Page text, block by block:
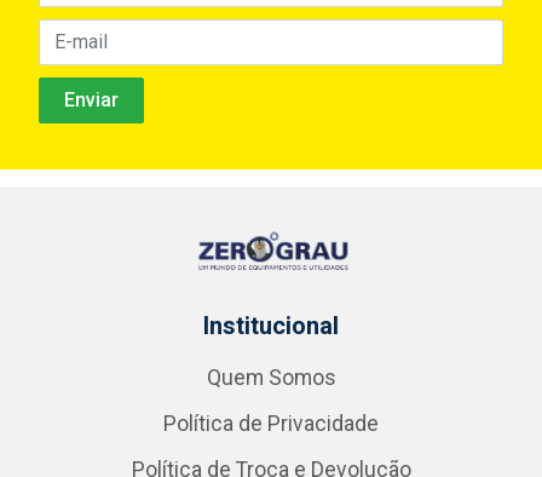
Institucional
Quem Somos
Política de Privacidade
Política de Troca e Devolução